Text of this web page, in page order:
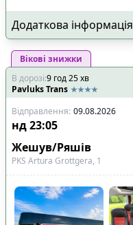
Додаткова інформація
Вікові знижки
В дорозі:9 год25хв
Pavluks Trans
Відправлення: 09.08.2026
нд23:05
Жешув/Ряшів
PKS Artura Grottgera, 1